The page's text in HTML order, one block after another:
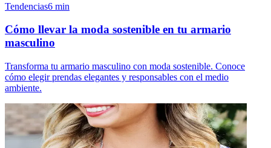
Tendencias6 min
Cómo llevar la moda sostenible en tu armario
masculino
Transforma tu armario masculino con moda sostenible. Conoce
cómo elegir prendas elegantes y responsables con el medio
ambiente.